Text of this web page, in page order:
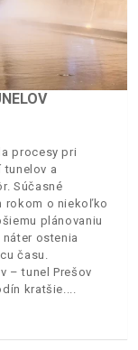
procesy pri
tunelov a
Súčasné
rokom o niekoľko
plánovaniu
ostenia
času.
– tunel Prešov
kratšie.